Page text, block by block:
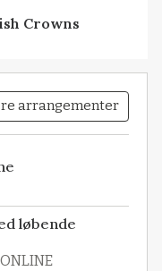
Crowns
arrangementer
løbende